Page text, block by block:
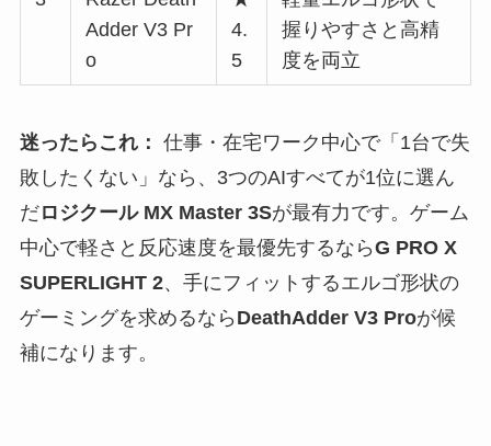
Adder V3 Pr
o
4.
5
握りやすさと高精
度を両立
迷ったらこれ： 仕事・在宅ワーク中心で「1台で失
敗したくない」なら、3つのAIすべてが1位に選ん
だロジクール MX Master 3Sが最有力です。ゲーム
中心で軽さと反応速度を最優先するならG PRO X
SUPERLIGHT 2、手にフィットするエルゴ形状の
ゲーミングを求めるなら DeathAdder V3 Proが候
補になります。